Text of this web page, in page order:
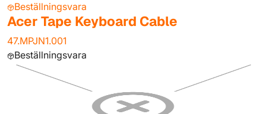
Beställningsvara
Acer Tape Keyboard Cable
47.MPJN1.001
Beställningsvara